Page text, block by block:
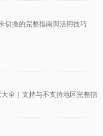
切換的完整指南與活用技巧
大全｜支持与不支持地区完整指